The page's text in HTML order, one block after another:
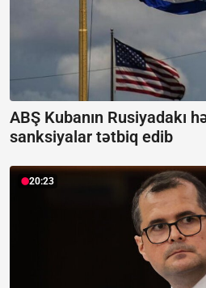
ABŞ Kubanın Rusiyadakı
sanksiyalar tətbiq edib
20:23